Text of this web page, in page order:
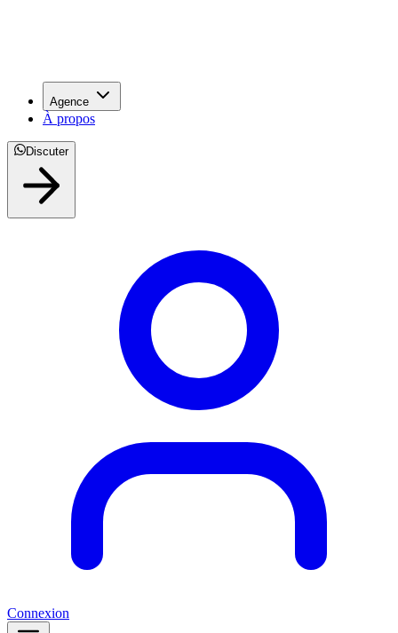
Agence
À propos
Discuter
Connexion